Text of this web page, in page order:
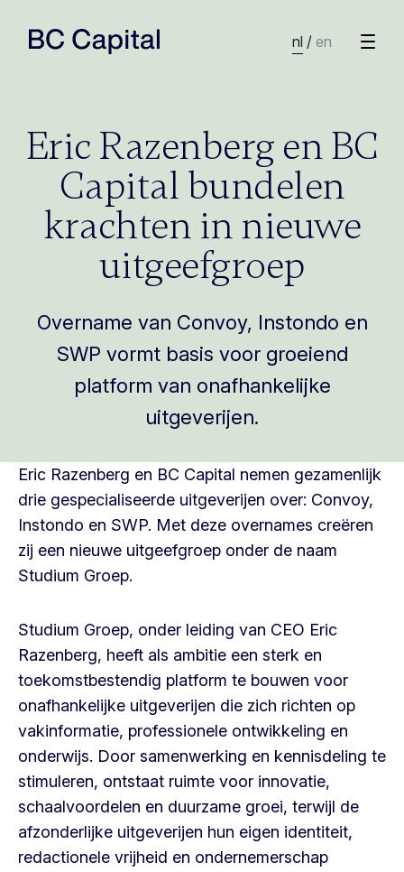
nl / en
Eric Razenberg en BC
Capital bundelen
krachten in nieuwe
uitgeefgroep
Overname van Convoy, Instondo en
SWP vormt basis voor groeiend
platform van onafhankelijke
uitgeverijen.
Eric Razenberg en BC Capital nemen gezamenlijk
drie gespecialiseerde uitgeverijen over: Convoy,
Instondo en SWP. Met deze overnames creëren
zij een nieuwe uitgeefgroep onder de naam
Studium Groep.
Studium Groep, onder leiding van CEO Eric
Razenberg, heeft als ambitie een sterk en
toekomstbestendig platform te bouwen voor
onafhankelijke uitgeverijen die zich richten op
vakinformatie, professionele ontwikkeling en
onderwijs. Door samenwerking en kennisdeling te
stimuleren, ontstaat ruimte voor innovatie,
schaalvoordelen en duurzame groei, terwijl de
afzonderlijke uitgeverijen hun eigen identiteit,
redactionele vrijheid en ondernemerschap